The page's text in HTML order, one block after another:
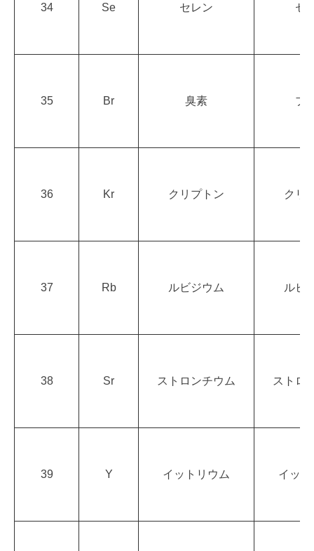
34 Se セレン セ
35 Br 臭素 ブ
36 Kr クリプトン クリ
37 Rb ルビジウム ルビ
38 Sr ストロンチウム ストロ
39 Y イットリウム イッ